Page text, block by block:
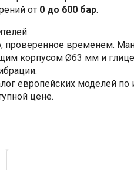
от 0 до 600 бар.
проверенное временем.
корпусом Ø63 мм и
европейских моделей по
цене.